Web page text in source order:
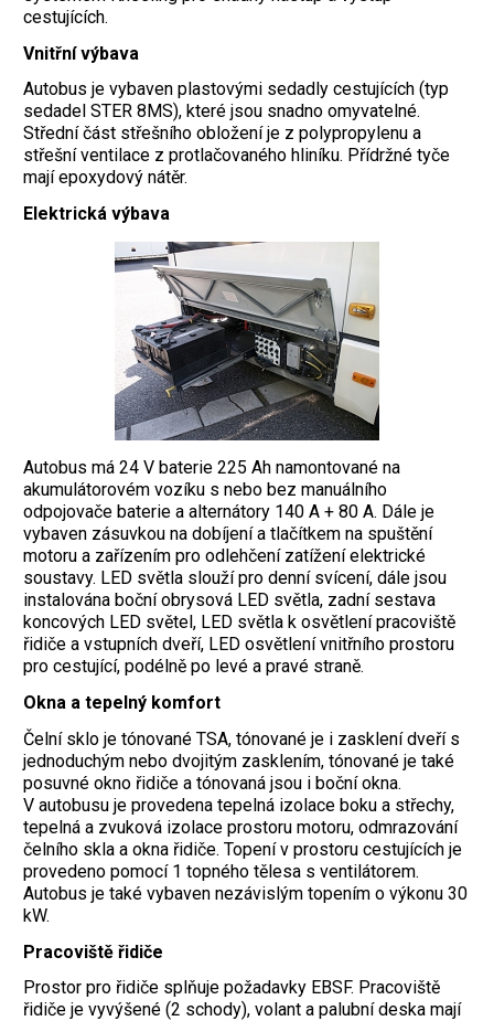
cestujících.
Vnitřní výbava
Autobus je vybaven plastovými sedadly cestujících (typ
sedadel STER 8MS), které jsou snadno omyvatelné.
Střední část střešního obložení je z polypropylenu a
střešní ventilace z protlačovaného hliníku. Přídržné tyče
mají epoxydový nátěr.
Elektrická výbava
Autobus má 24 V baterie 225 Ah namontované na
akumulátorovém vozíku s nebo bez manuálního
odpojovače baterie a alternátory 140 A + 80 A. Dále je
vybaven zásuvkou na dobíjení a tlačítkem na spuštění
motoru a zařízením pro odlehčení zatížení elektrické
soustavy. LED světla slouží pro denní svícení, dále jsou
instalována boční obrysová LED světla, zadní sestava
koncových LED světel, LED světla k osvětlení pracoviště
řidiče a vstupních dveří, LED osvětlení vnitřního prostoru
pro cestující, podélně po levé a pravé straně.
Okna a tepelný komfort
Čelní sklo je tónované TSA, tónované je i zasklení dveří s
jednoduchým nebo dvojitým zasklením, tónované je také
posuvné okno řidiče a tónovaná jsou i boční okna.
V autobusu je provedena tepelná izolace boku a střechy,
tepelná a zvuková izolace prostoru motoru, odmrazování
čelního skla a okna řidiče. Topení v prostoru cestujících je
provedeno pomocí 1 topného tělesa s ventilátorem.
Autobus je také vybaven nezávislým topením o výkonu 30
kW.
Pracoviště řidiče
Prostor pro řidiče splňuje požadavky EBSF. Pracoviště
řidiče je vyvýšené (2 schody), volant a palubní deska mají